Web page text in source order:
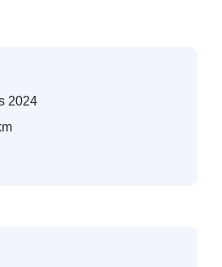
2024